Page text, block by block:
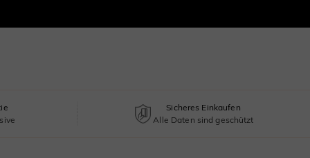
Sicheres Einkaufen
Alle Daten sind geschützt